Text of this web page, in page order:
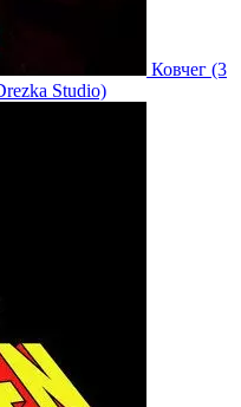
Ковчег (3
Studio)